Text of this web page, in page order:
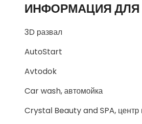
ИНФОРМАЦИЯ ДЛЯ
3D развал
AutoStart
Avtodok
Car wash, автомойка
Crystal Beauty and SPA, центр